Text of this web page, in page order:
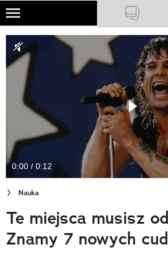
Skip
main
content
NATIONAL GEOGRAPHIC
TRAVELER
PODCASTY
Newsletter
Cuda Polski
Wielki Konkurs Fotograficzny
Trendbook Podróżniczy
Polecane
0:00 / 0:12
Nauka
Te miejsca musisz
Znamy 7 nowych